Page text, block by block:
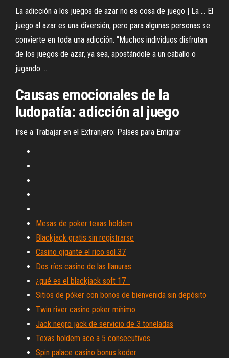
La adicción a los juegos de azar no es cosa de juego | La ... El
juego al azar es una diversión, pero para algunas personas se
convierte en toda una adicción. “Muchos individuos disfrutan
de los juegos de azar, ya sea, apostándole a un caballo o
jugando ...
Causas emocionales dela
ludopatía: adicción al juego
Irse a Trabajar en el Extranjero: Países para Emigrar
Mesas de poker texas holdem
Blackjack gratis sin registrarse
Casino gigante el rico sol 37
Dos ríos casino de las llanuras
¿qué es el blackjack soft 17_
Sitios de póker con bonos de bienvenida sin depósito
Twin river casino poker mínimo
Jack negro jack de servicio de 3 toneladas
Texas holdem ace a 5 consecutivos
Spin palace casino bonus koder